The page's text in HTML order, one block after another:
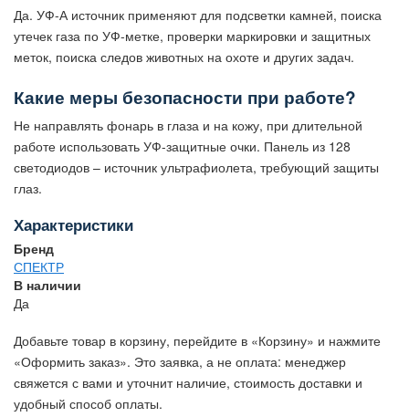
Да. УФ-А источник применяют для подсветки камней, поиска
утечек газа по УФ-метке, проверки маркировки и защитных
меток, поиска следов животных на охоте и других задач.
Какие меры безопасности при работе?
Не направлять фонарь в глаза и на кожу, при длительной
работе использовать УФ-защитные очки. Панель из 128
светодиодов – источник ультрафиолета, требующий защиты
глаз.
Характеристики
Бренд
СПЕКТР
В наличии
Да
Добавьте товар в корзину, перейдите в «Корзину» и нажмите
«Оформить заказ». Это заявка, а не оплата: менеджер
свяжется с вами и уточнит наличие, стоимость доставки и
удобный способ оплаты.